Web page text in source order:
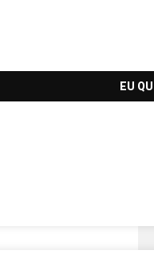
EU